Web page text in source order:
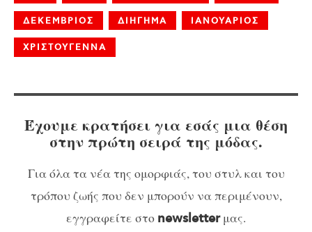
ΔΕΚΕΜΒΡΙΟΣ ΔΙΗΓΗΜΑ ΙΑΝΟΥΑΡΙΟΣ
ΧΡΙΣΤΟΥΓΕΝΝΑ
Έχουμε κρατήσει για εσάς μια θέση
στην πρώτη σειρά της μόδας.
Για όλα τα νέα της ομορφιάς, του στυλ και του
τρόπου ζωής που δεν μπορούν να περιμένουν,
εγγραφείτε στο newsletterμας.